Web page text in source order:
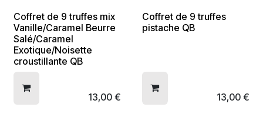
Coffret de 9 truffes mix
Vanille/Caramel Beurre
Salé/Caramel
Exotique/Noisette
croustillante QB
13,00 €
Coffret de 9 truffes
pistache QB
13,00 €